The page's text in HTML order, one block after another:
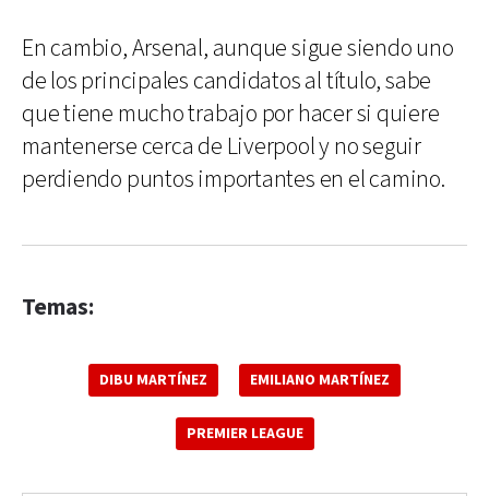
En cambio, Arsenal, aunque sigue siendo uno
de los principales candidatos al título, sabe
que tiene mucho trabajo por hacer si quiere
mantenerse cerca de Liverpool y no seguir
perdiendo puntos importantes en el camino.
Temas:
DIBU MARTÍNEZ EMILIANO MARTÍNEZ
PREMIER LEAGUE